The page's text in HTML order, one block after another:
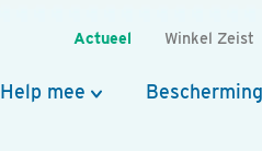
Actueel Winkel Zeist
Help mee Bescherming